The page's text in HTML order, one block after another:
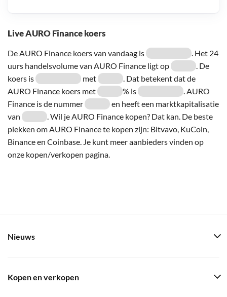
Live AURO Finance koers
De AURO Finance koers van vandaag is
. Het 24
uurs handelsvolume van AURO Finance ligt op
. De
koers is
met
. Dat betekent dat de
AURO Finance koers met
% is
. AURO
Finance is de nummer
en heeft een marktkapitalisatie
van
. Wil je AURO Finance kopen? Dat kan. De beste
plekken om AURO Finance te kopen zijn: Bitvavo, KuCoin,
Binance en Coinbase. Je kunt meer aanbieders vinden op
onze kopen/verkopen pagina.
Nieuws
Kopen en verkopen